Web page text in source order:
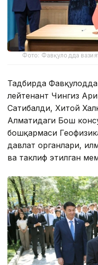
Фото: Фавқулодда
Тадбирда
лейтенант Чингиз
Сатибалди, Хитой
Алматидаги Бош
бошқармаси
давлат органлари,
ва таклиф этилган